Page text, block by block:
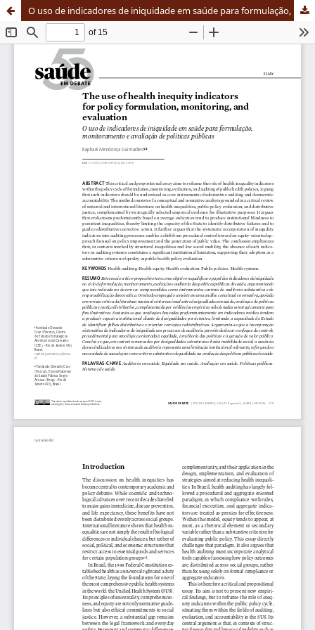
O uso de indicadores de iniquidade em saúde para formulação, monitoramento e avaliação de políticas públicas